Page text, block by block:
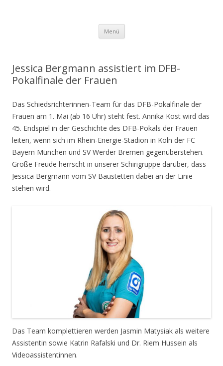
Menü Zum
springen
Jessica Bergmann assistiert im DFB-
Pokalfinale der Frauen
Das Schiedsrichterinnen-Team für das DFB-Pokalfinale der
Frauen am 1. Mai (ab 16 Uhr) steht fest. Annika Kost wird das
45. Endspiel in der Geschichte des DFB-Pokals der Frauen
leiten, wenn sich im Rhein-Energie-Stadion in Köln der FC
Bayern München und SV Werder Bremen gegenüberstehen.
Große Freude herrscht in unserer Schirigruppe darüber, dass
Jessica Bergmann vom SV Baustetten dabei an der Linie
stehen wird.
Das Team komplettieren werden Jasmin Matysiak als weitere
Assistentin sowie Katrin Rafalski und Dr. Riem Hussein als
Videoassistentinnen.